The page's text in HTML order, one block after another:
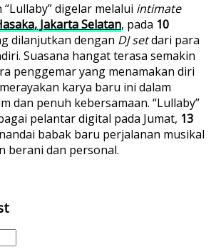
digelar melalui intimate
Jakarta Selatan, pada 10
dilanjutkan dengan DJ setdari para
Suasana hangat terasa semakin
penggemar yang menamakan diri
karya baru ini dalam
dan penuh kebersamaan. “Lullaby”
pelantar digital pada Jumat, 13
babak baru perjalanan musikal
berani dan personal.